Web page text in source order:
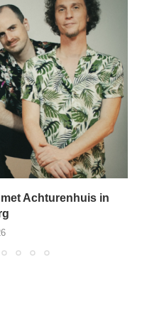
Achturenhuis in